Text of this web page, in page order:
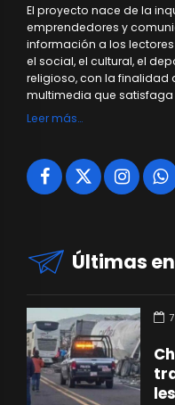
El proyecto nace de la
emprendedores y
información a los
el social, el cultural, el
religioso, con la finalidad
multimedia que
Leer más…
Últimas